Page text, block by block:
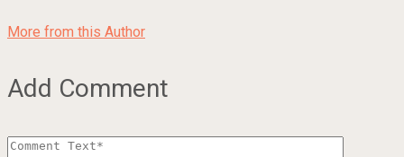
More from this Author
Add Comment